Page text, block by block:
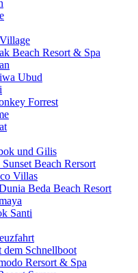
Beach Resort & Spa
Ubud
Forrest
und Gilis
Beach Rersort
Villas
Beda Beach Resort
Santi
Schnellboot
Rersort & Spa